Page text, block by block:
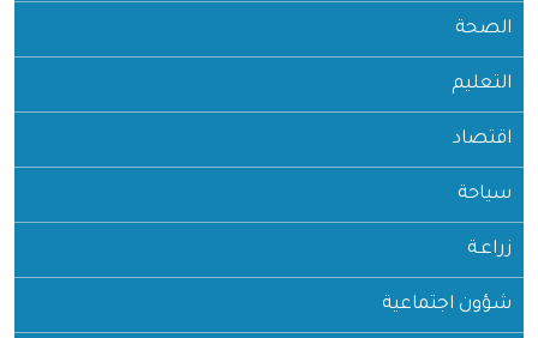
الصحة
التعليم
اقتصاد
سياحة
زراعـة
شؤون اجتماعية